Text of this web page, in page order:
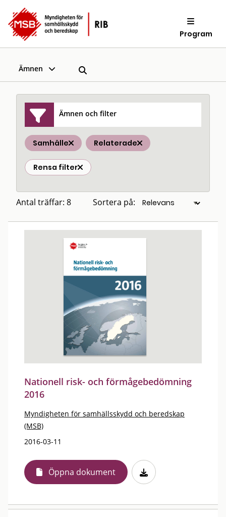
Program
Ämnen
Ämnen och filter
Samhälle Relaterade
Rensa filter
Antal träffar: 8 Sortera på:
Nationell risk- och förmågebedömning
2016
Myndigheten för samhällsskydd och beredskap
(MSB)
2016-03-11
Öppna dokument